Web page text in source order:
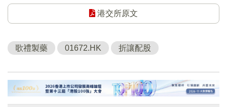
港交所原文
歌禮製藥 01672.HK 折讓配股